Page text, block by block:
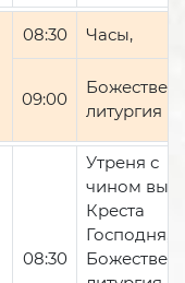
08:30 Часы,
09:00
литургия
08:30
Утреня с
чином
Креста
Господня,